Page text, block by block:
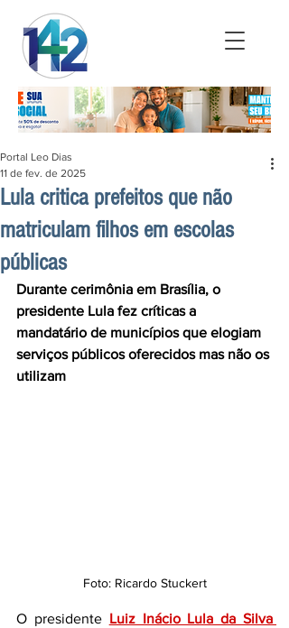
Lula critica prefeitos que não
matriculam filhos em escolas
públicas
Portal Leo Dias
11 de fev. de 2025
Durante cerimônia em Brasília, o
presidente Lula fez críticas a
mandatário de municípios que elogiam
serviços públicos oferecidos mas não os
utilizam
Foto: Ricardo Stuckert
O presidente Luiz Inácio Lula da Silva